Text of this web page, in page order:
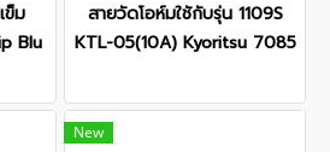
ข็ม
Blu
สายวัดโอห์มใชักับรุ่น 1109S
KTL-05(10A) Kyoritsu 7085
New